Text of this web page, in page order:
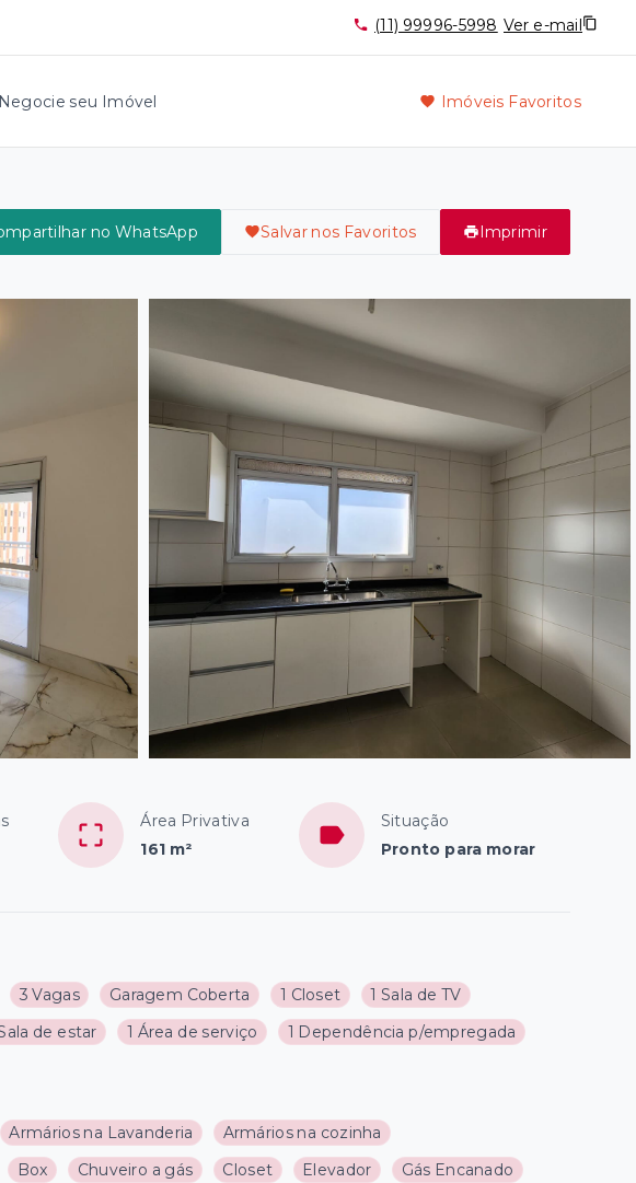
(11) 99996-5998 Ver e-mail
Negocie seu Imóvel Imóveis Favoritos
no WhatsApp Salvar nos Favoritos Imprimir
Área Privativa
161 m²
Situação
Pronto para morar
3 Vagas Garagem Coberta 1 Closet
1 Sala de TV
de estar 1 Área de serviço 1 Dependência p/empregada
Armários na Lavanderia
Armários na cozinha
Box Chuveiro a gás Closet Elevador
Gás Encanado